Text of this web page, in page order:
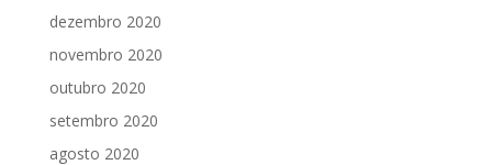
dezembro 2020
novembro 2020
outubro 2020
setembro 2020
agosto 2020